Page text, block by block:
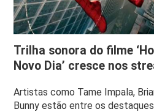
Trilha sonora do filme
Novo Dia’ cresce nos
Artistas como Tame Impala,
Bunny estão entre os